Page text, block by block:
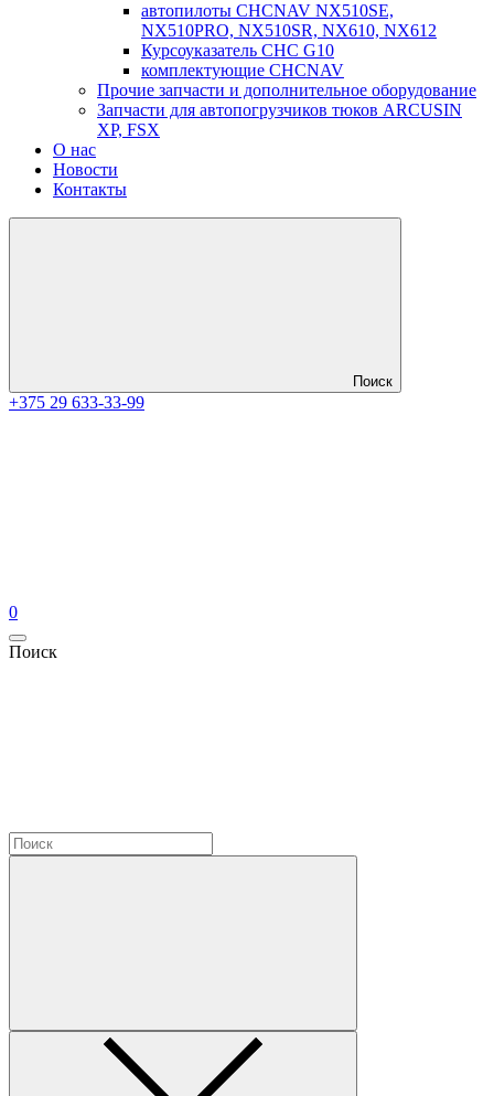
автопилоты CHCNAV NX510SE,
NX510PRO, NX510SR, NX610, NX612
Курсоуказатель CHC G10
комплектующие CHCNAV
Прочие запчасти и дополнительное оборудование
Запчасти для автопогрузчиков тюков ARCUSIN
XP, FSX
О нас
Новости
Контакты
Поиск
+375 29 633-33-99
0
Поиск